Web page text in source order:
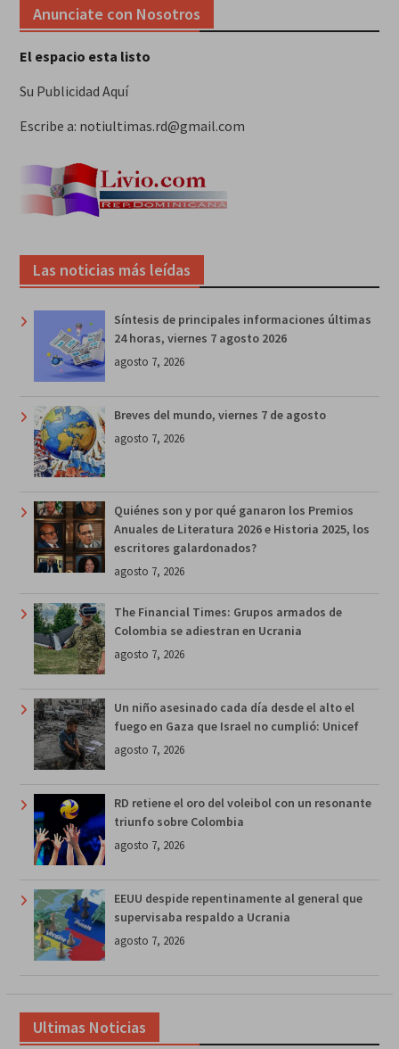
Anunciate con Nosotros
El espacio esta listo
Su Publicidad Aquí
Escribe a: notiultimas.rd@gmail.com
Las noticias más leídas
Síntesis de principales informaciones últimas
24 horas, viernes 7 agosto 2026
agosto 7, 2026
Breves del mundo, viernes 7 de agosto
agosto 7, 2026
Quiénes son y por qué ganaron los Premios
Anuales de Literatura 2026 e Historia 2025, los
escritores galardonados?
agosto 7, 2026
The Financial Times: Grupos armados de
Colombia se adiestran en Ucrania
agosto 7, 2026
Un niño asesinado cada día desde el alto el
fuego en Gaza que Israel no cumplió: Unicef
agosto 7, 2026
RD retiene el oro del voleibol con un resonante
triunfo sobre Colombia
agosto 7, 2026
EEUU despide repentinamente al general que
supervisaba respaldo a Ucrania
agosto 7, 2026
Ultimas Noticias